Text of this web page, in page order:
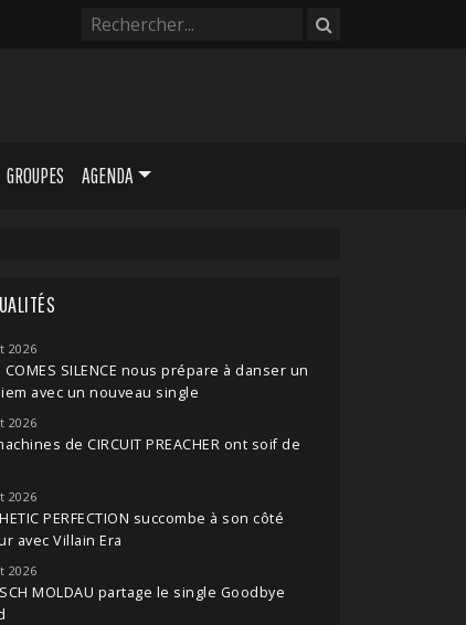
GROUPES AGENDA
2026
COMES SILENCE nous prépare à danser un
avec un nouveau single
2026
de CIRCUIT PREACHER ont soif de
2026
PERFECTION succombe à son côté
avec Villain Era
2026
MOLDAU partage le single Goodbye